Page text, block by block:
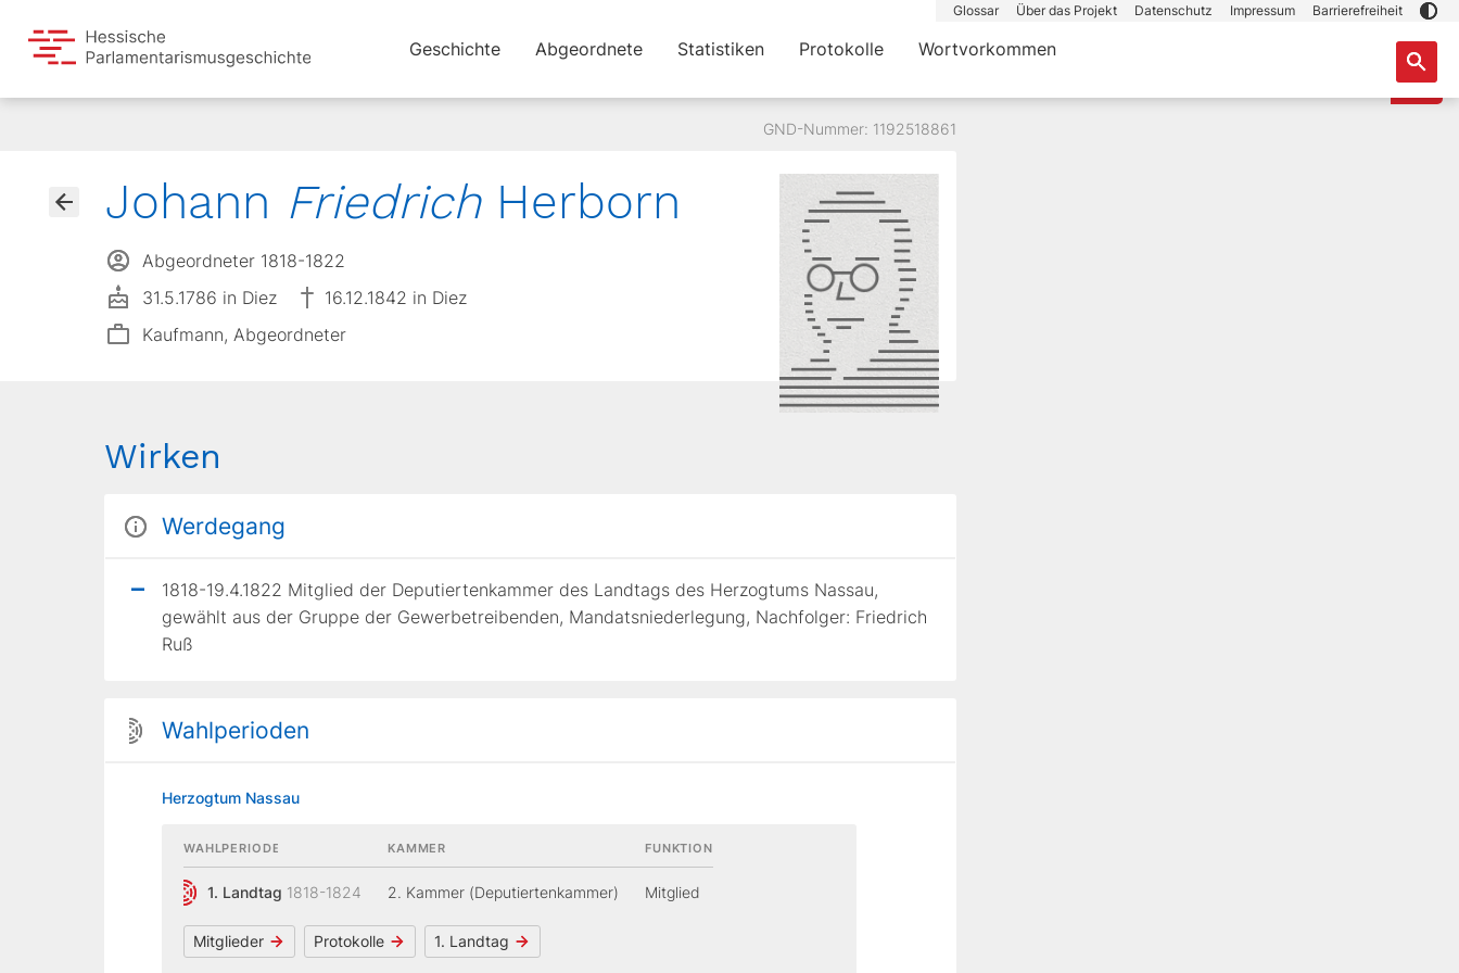
Glossar Über das Projekt Datenschutz Impressum Barrierefreiheit
Geschichte Abgeordnete Statistiken Protokolle Wortvorkommen
GND-Nummer: 1192518861
Johann FriedrichHerborn
Abgeordneter 1818-1822
31.5.1786 in Diez
16.12.1842 in Diez
Kaufmann, Abgeordneter
Wirken
Werdegang
1818-19.4.1822 Mitglied der Deputiertenkammer des Landtags des Herzogtums Nassau,
gewählt aus der Gruppe der Gewerbetreibenden, Mandatsniederlegung, Nachfolger: Friedrich
Ruß
Wahlperioden
Herzogtum Nassau
WAHLPERIODE
1. Landtag 1818-1824
KAMMER
2. Kammer (Deputiertenkammer)
FUNKTION
Mitglied
Mitglieder Protokolle 1. Landtag